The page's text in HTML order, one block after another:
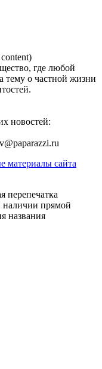
где любой
тему о частной жизни
новостей:
материалы сайта
перепечатка
наличии прямой
названия